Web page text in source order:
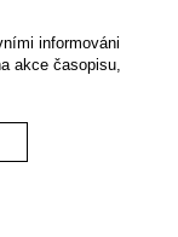
informováni
akce časopisu,